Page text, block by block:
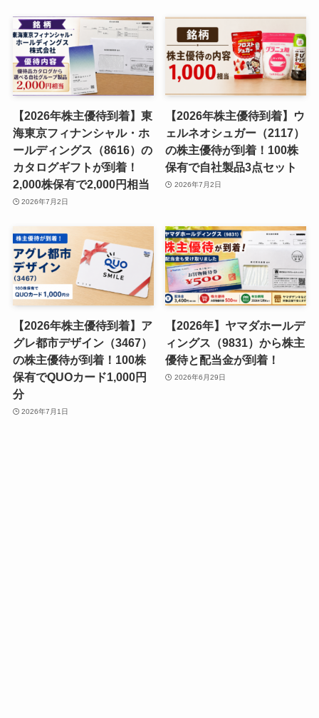
【2026年株主優待到着】東
海東京フィナンシャル・ホ
ールディングス（8616）の
カタログギフトが到着！
2,000株保有で2,000円相当
2026年7月2日
【2026年株主優待到着】ウ
ェルネオシュガー（2117）
の株主優待が到着！100株
保有で自社製品3点セット
2026年7月2日
【2026年株主優待到着】ア
グレ都市デザイン（3467）
の株主優待が到着！100株
保有でQUOカード1,000円
分
2026年7月1日
【2026年】ヤマダホールデ
ィングス（9831）から株主
優待と配当金が到着！
2026年6月29日